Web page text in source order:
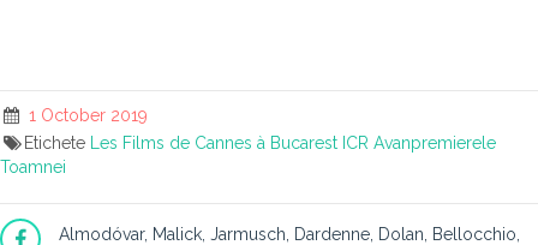
1 October 2019
Etichete
Les Films de Cannes à Bucarest ICR Avanpremierele
Toamnei
Almodóvar, Malick, Jarmusch, Dardenne, Dolan, Bellocchio,